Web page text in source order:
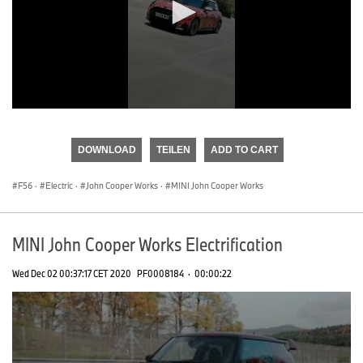
DOWNLOAD TEILEN ADD TO CART
F56 · Electric · John Cooper Works · MINI John Cooper Works
MINI John Cooper Works Electrification
Wed Dec 02 00:37:17 CET 2020 PF0008184 · 00:00:22